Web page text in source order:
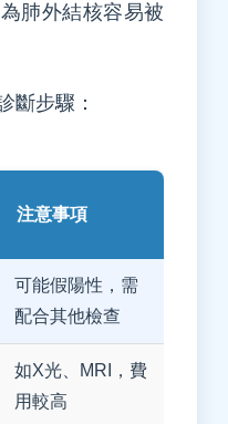
肺外結核容易被
斷步驟：
注意事項
可能假陽性，需
配合其他檢查
如X光、MRI，費
用較高